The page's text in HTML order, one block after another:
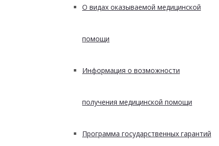
О видах оказываемой медицинской
помощи
Информация о возможности
получения медицинской помощи
Программа государственных гарантий